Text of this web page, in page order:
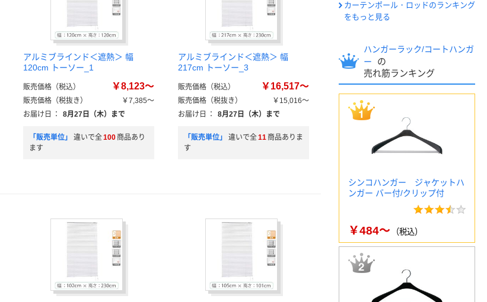
アルミブラインド＜遮熱＞ 幅
120cm トーソー_1
販売価格（税込） ￥8,123～
販売価格（税抜き）
￥7,385～
お届け日
： 8月27日（木）まで
「販売単位」 違いで全100 商品あり
ます
アルミブラインド＜遮熱＞ 幅
217cm トーソー_3
販売価格（税込） ￥16,517～
販売価格（税抜き）
￥15,016～
お届け日
： 8月27日（木）まで
「販売単位」 違いで全11 商品ありま
す
カーテンポール・ロッドのランキング
をもっと見る
ハンガーラック/コートハンガ
ー
の
売れ筋ランキング
シンコハンガー ジャケットハ
ンガー バー付/クリップ付
￥484～ （税込）